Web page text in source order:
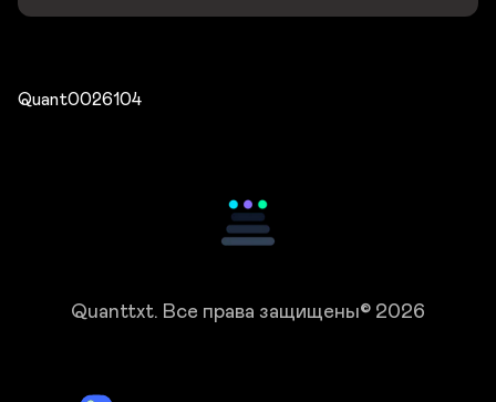
Quant0026104
Quanttxt. Все права защищены© 2026